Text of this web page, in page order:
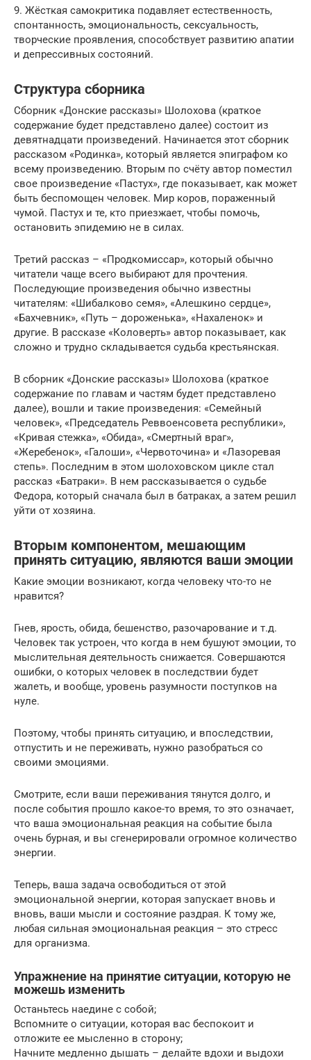
9. Жёсткая самокритика подавляет естественность,
спонтанность, эмоциональность, сексуальность,
творческие проявления, способствует развитию апатии
и депрессивных состояний.
Структура сборника
Сборник «Донские рассказы» Шолохова (краткое
содержание будет представлено далее) состоит из
девятнадцати произведений. Начинается этот сборник
рассказом «Родинка», который является эпиграфом ко
всему произведению. Вторым по счёту автор поместил
свое произведение «Пастух», где показывает, как может
быть беспомощен человек. Мир коров, пораженный
чумой. Пастух и те, кто приезжает, чтобы помочь,
остановить эпидемию не в силах.
Третий рассказ – «Продкомиссар», который обычно
читатели чаще всего выбирают для прочтения.
Последующие произведения обычно известны
читателям: «Шибалково семя», «Алешкино сердце»,
«Бахчевник», «Путь – дороженька», «Нахаленок» и
другие. В рассказе «Коловерть» автор показывает, как
сложно и трудно складывается судьба крестьянская.
В сборник «Донские рассказы» Шолохова (краткое
содержание по главам и частям будет представлено
далее), вошли и такие произведения: «Семейный
человек», «Председатель Реввоенсовета республики»,
«Кривая стежка», «Обида», «Смертный враг»,
«Жеребенок», «Галоши», «Червоточина» и «Лазоревая
степь». Последним в этом шолоховском цикле стал
рассказ «Батраки». В нем рассказывается о судьбе
Федора, который сначала был в батраках, а затем решил
уйти от хозяина.
Вторым компонентом, мешающим
принять ситуацию, являются ваши эмоции
Какие эмоции возникают, когда человеку что-то не
нравится?
Гнев, ярость, обида, бешенство, разочарование и т.д.
Человек так устроен, что когда в нем бушуют эмоции, то
мыслительная деятельность снижается. Совершаются
ошибки, о которых человек в последствии будет
жалеть, и вообще, уровень разумности поступков на
нуле.
Поэтому, чтобы принять ситуацию, и впоследствии,
отпустить и не переживать, нужно разобраться со
своими эмоциями.
Смотрите, если ваши переживания тянутся долго, и
после события прошло какое-то время, то это означает,
что ваша эмоциональная реакция на событие была
очень бурная, и вы сгенерировали огромное количество
энергии.
Теперь, ваша задача освободиться от этой
эмоциональной энергии, которая запускает вновь и
вновь, ваши мысли и состояние раздрая. К тому же,
любая сильная эмоциональная реакция – это стресс
для организма.
Упражнение на принятие ситуации, которую не
можешь изменить
Останьтесь наедине с собой;
Вспомните о ситуации, которая вас беспокоит и
отложите ее мысленно в сторону;
Начните медленно дышать – делайте вдохи и выдохи